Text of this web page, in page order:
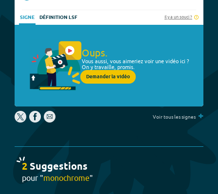
SIGNE DÉFINITION LSF Il y a un souci ?
Oups.
Vous aussi, vous aimeriez voir une vidéo ici ?
On y travaille, promis.
Demander la vidéo
Voir tous les signes +
2Suggestions
pour "monochrome"